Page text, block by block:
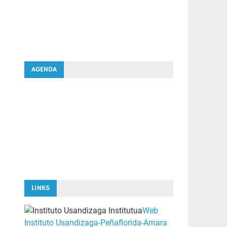
AGENDA
LINKS
Web
Instituto Usandizaga-Peñaflorida-Amara